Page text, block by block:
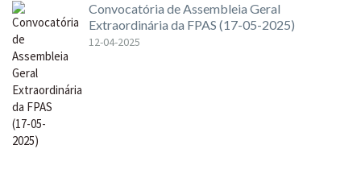
Convocatória de Assembleia Geral
Extraordinária da FPAS (17-05-2025)
12-04-2025